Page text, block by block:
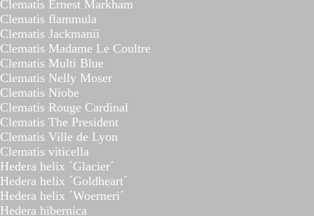
Clematis Ernest Markham
Clematis flammula
Clematis Jackmanii
Clematis Madame Le Coultre
Clematis Multi Blue
Clematis Nelly Moser
Clematis Niobe
Clematis Rouge Cardinal
Clematis The President
Clematis Ville de Lyon
Clematis viticella
Hedera helix ´Glacier´
Hedera helix ´Goldheart´
Hedera helix ´Woerneri´
Hedera hibernica